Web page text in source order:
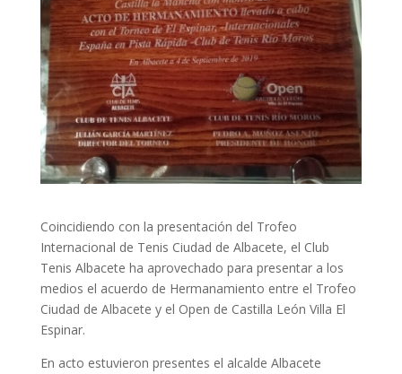
Coincidiendo con la presentación del Trofeo
Internacional de Tenis Ciudad de Albacete, el Club
Tenis Albacete ha aprovechado para presentar a los
medios el acuerdo de Hermanamiento entre el Trofeo
Ciudad de Albacete y el Open de Castilla León Villa El
Espinar.
En acto estuvieron presentes el alcalde Albacete